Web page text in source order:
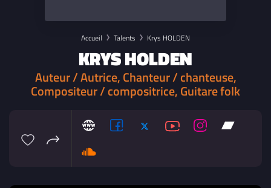
Accueil Talents Krys HOLDEN
KRYS HOLDEN
Auteur / Autrice, Chanteur / chanteuse,
Compositeur / compositrice, Guitare folk